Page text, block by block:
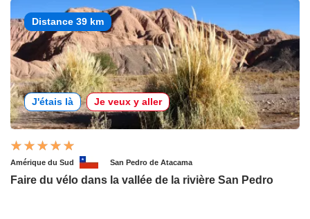
Distance 39 km
J'étais là Je veux y aller
Amérique du Sud San Pedro de Atacama
Faire du vélo dans la vallée de la rivière San Pedro